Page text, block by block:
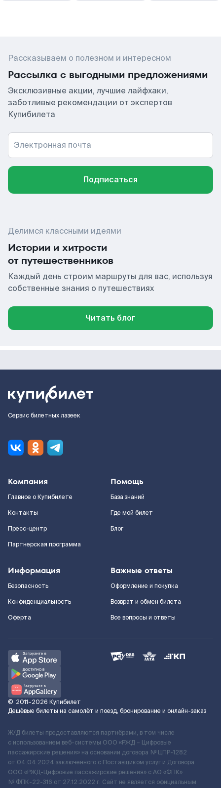
Рассказываем о полезном и интересном
Рассылка с выгодными предложениями
Эксклюзивные акции, лучшие лайфхаки,
заботливые рекомендации от экспертов
Купибилета
Электронная почта
Подписаться
Делимся классными идеями
Истории и хитрости
от путешественников
Каждый день строим маршруты для вас, используя
собственные знания о путешествиях
Читать блог
Сервис билетных лазеек
Компания
Главное о Купибилете
Контакты
Пресс-центр
Партнерская программа
Помощь
База знаний
Где мой билет
Блог
Информация
Безопасность
Конфиденциальность
Оферта
Важные ответы
Оформление и покупка
Возврат и обмен билета
Все вопросы и ответы
© 2011–2026 Купибилет
Дешёвые билеты на самолёт и поезд, бронирование и онлайн-заказ
Ж/Д билеты предоставляются партнёрами, в том числе
с использованием веб-системы ООО «РЖД – Цифровые
пассажирские решения» на основании договора № ЦПР-1282
от 04.04.2024 заключенного с Поставщиком услуг и Договора
ООО «РЖД-Цифровые пассажирские решения» c АО «ФПК»
№ ФПК-22-316 от 27.12.2022 г. Сайт не является официальным